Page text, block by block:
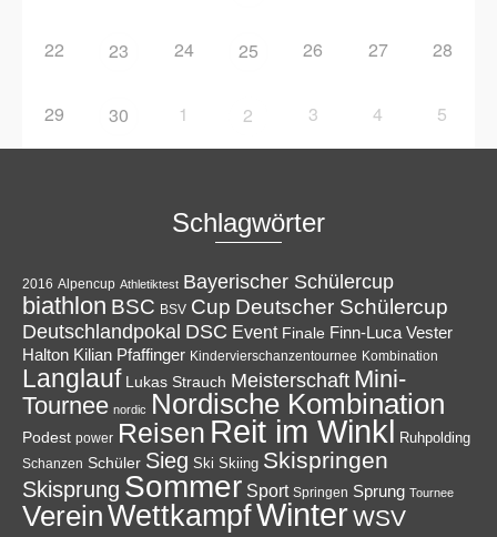
22 23 24 25 26 27 28
29 30 1 2 3 4 5
Schlagwörter
2016 Alpencup Athletiktest Bayerischer Schülercup
biathlon BSC BSV Cup Deutscher Schülercup
Deutschlandpokal DSC Event Finale Finn-Luca Vester
Halton Kilian Pfaffinger Kindervierschanzentournee Kombination
Langlauf Lukas Strauch Meisterschaft Mini-
Tournee nordic Nordische Kombination
Podest power Reisen Reit im Winkl Ruhpolding
Schanzen Schüler Sieg Ski Skiing Skispringen
Skisprung Sommer Sport Springen Sprung Tournee
VereinWettkampfWinterWSV